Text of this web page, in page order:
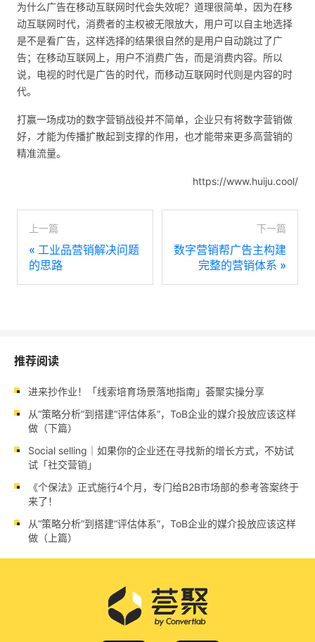
为什么广告在移动互联网时代会失效呢？道理很简单，因为在移
动互联网时代，消费者的主权被无限放大，用户可以自主地选择
是不是看广告，这样选择的结果很自然的是用户自动跳过了广
告；在移动互联网上，用户不消费广告，而是消费内容。所以
说，电视的时代是广告的时代，而移动互联网时代则是内容的时
代。
打赢一场成功的数字营销战役并不简单，企业只有将数字营销做
好，才能为传播扩散起到支撑的作用，也才能带来更多高营销的
精准流量。
https://www.huiju.cool/
上一篇
« 工业品营销解决问题
的思路
下一篇
数字营销帮广告主构建
完整的营销体系 »
推荐阅读
进来抄作业！「线索培育场景落地指南」荟聚实操分享
从“策略分析”到搭建“评估体系”，ToB企业的媒介投放应该这样
做（下篇）
Social selling｜如果你的企业还在寻找新的增长方式，不妨试
试「社交营销」
《个保法》正式施行4个月，专门给B2B市场部的参考答案终于
来了！
从“策略分析”到搭建“评估体系”，ToB企业的媒介投放应该这样
做（上篇）